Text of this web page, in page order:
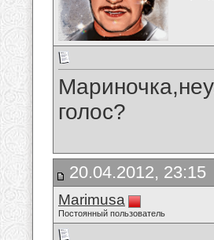
голос?
20.04.2012, 23:15
Marimusa
Постоянный пользователь